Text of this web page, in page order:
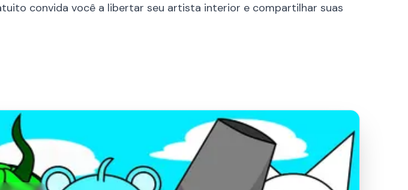
convida você a libertar seu artista interior e compartilhar suas